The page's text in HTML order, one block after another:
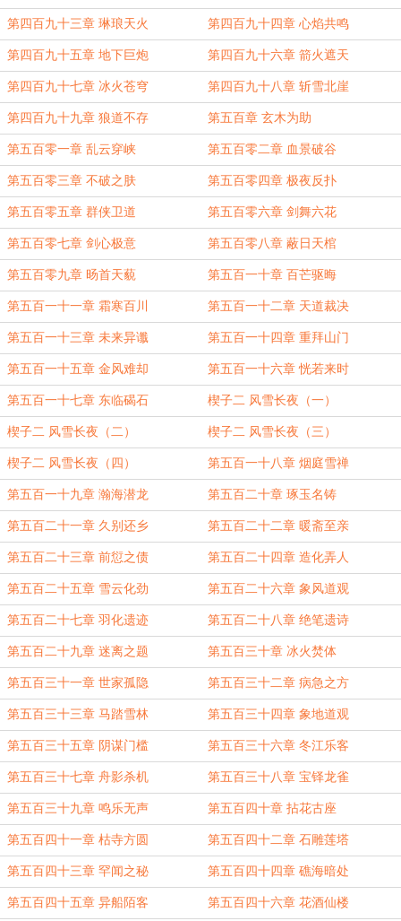
第四百九十三章 琳琅天火 第四百九十四章 心焰共鸣
第四百九十五章 地下巨炮 第四百九十六章 箭火遮天
第四百九十七章 冰火苍穹 第四百九十八章 斩雪北崖
第四百九十九章 狼道不存 第五百章 玄木为助
第五百零一章 乱云穿峡 第五百零二章 血景破谷
第五百零三章 不破之肤 第五百零四章 极夜反扑
第五百零五章 群侠卫道 第五百零六章 剑舞六花
第五百零七章 剑心极意 第五百零八章 蔽日天棺
第五百零九章 旸首天藐 第五百一十章 百芒驱晦
第五百一十一章 霜寒百川 第五百一十二章 天道裁决
第五百一十三章 未来异谶 第五百一十四章 重拜山门
第五百一十五章 金风难却 第五百一十六章 恍若来时
第五百一十七章 东临碣石 楔子二 风雪长夜（一）
楔子二 风雪长夜（二） 楔子二 风雪长夜（三）
楔子二 风雪长夜（四） 第五百一十八章 烟庭雪禅
第五百一十九章 瀚海潜龙 第五百二十章 琢玉名铸
第五百二十一章 久别还乡 第五百二十二章 暖斋至亲
第五百二十三章 前愆之债 第五百二十四章 造化弄人
第五百二十五章 雪云化劲 第五百二十六章 象风道观
第五百二十七章 羽化遗迹 第五百二十八章 绝笔遗诗
第五百二十九章 迷离之题 第五百三十章 冰火焚体
第五百三十一章 世家孤隐 第五百三十二章 病急之方
第五百三十三章 马踏雪林 第五百三十四章 象地道观
第五百三十五章 阴谋门槛 第五百三十六章 冬江乐客
第五百三十七章 舟影杀机 第五百三十八章 宝铎龙雀
第五百三十九章 鸣乐无声 第五百四十章 拈花古座
第五百四十一章 枯寺方圆 第五百四十二章 石雕莲塔
第五百四十三章 罕闻之秘 第五百四十四章 礁海暗处
第五百四十五章 异船陌客 第五百四十六章 花酒仙楼